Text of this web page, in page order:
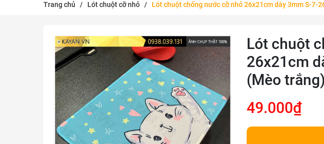
Trang chủ / Lót chuột cỡ nhỏ / Lót chuột chống nước cỡ nhỏ 26x21cm dày 3mm S-7-
Lót chuột
26x21cm
(Mèo trắng)
49.000₫